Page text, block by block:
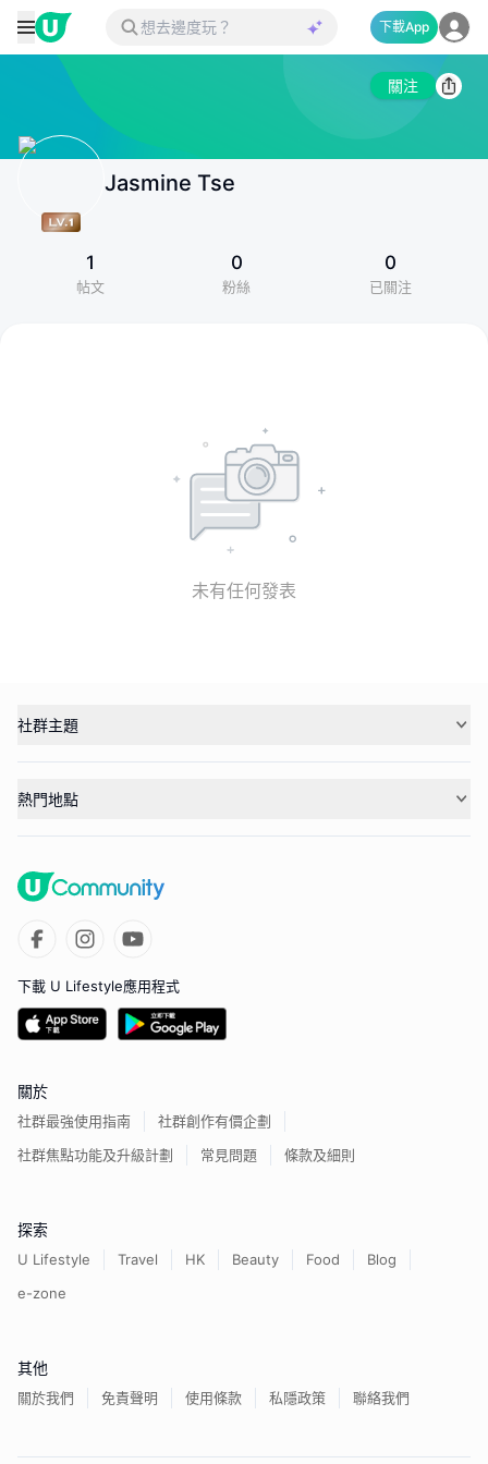
下載App
關注
Jasmine Tse
1
帖文
0
粉絲
0
已關注
未有任何發表
社群主題
熱門地點
下載 U Lifestyle應用程式
關於
社群最強使用指南
社群創作有價企劃
社群焦點功能及升級計劃
常見問題 條款及細則
探索
U Lifestyle Travel HK Beauty Food
Blog
e-zone
其他
關於我們 免責聲明 使用條款 私隱政策 聯絡我們